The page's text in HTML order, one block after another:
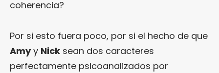
coherencia?
Por si esto fuera poco, por si el hecho de que
Amyy Nick sean dos caracteres
perfectamente psicoanalizados por